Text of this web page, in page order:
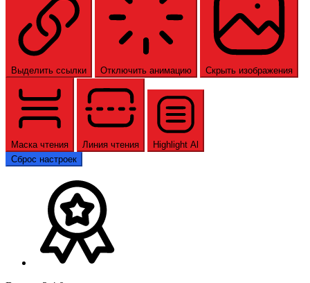
Выделить ссылки Отключить анимацию Скрыть изображения
Маска чтения Линия чтения
Highlight Al
Сброс настроек